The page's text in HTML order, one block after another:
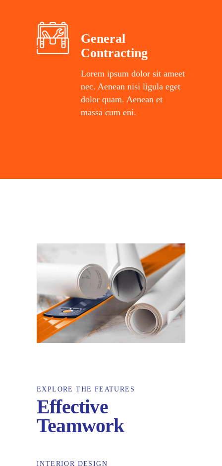
General
Contracting
Lorem ipsum dolor sit ameet
nec. Aenean nisi ligula eget
dolor quam. Aenean et
massa cum eni.
EXPLORE THE FEATURES
Effective
Teamwork
INTERIOR DESIGN